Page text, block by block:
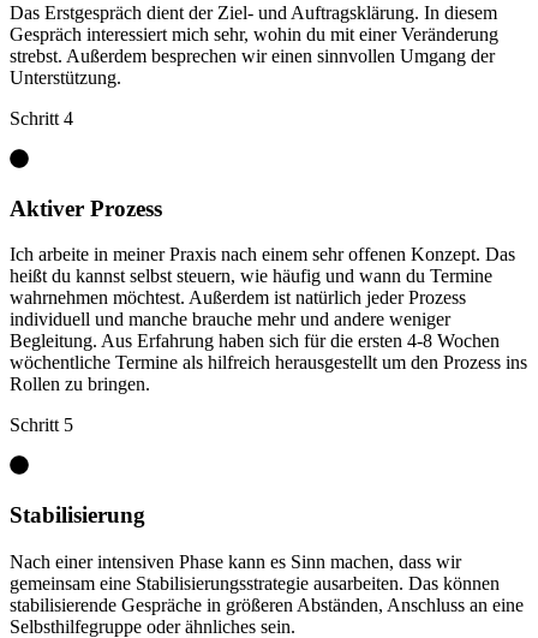
Das Erstgespräch dient der Ziel- und Auftragsklärung. In diesem
Gespräch interessiert mich sehr, wohin du mit einer Veränderung
strebst. Außerdem besprechen wir einen sinnvollen Umgang der
Unterstützung.
Schritt 4
Aktiver Prozess
Ich arbeite in meiner Praxis nach einem sehr offenen Konzept. Das
heißt du kannst selbst steuern, wie häufig und wann du Termine
wahrnehmen möchtest. Außerdem ist natürlich jeder Prozess
individuell und manche brauche mehr und andere weniger
Begleitung. Aus Erfahrung haben sich für die ersten 4-8 Wochen
wöchentliche Termine als hilfreich herausgestellt um den Prozess ins
Rollen zu bringen.
Schritt 5
Stabilisierung
Nach einer intensiven Phase kann es Sinn machen, dass wir
gemeinsam eine Stabilisierungsstrategie ausarbeiten. Das können
stabilisierende Gespräche in größeren Abständen, Anschluss an eine
Selbsthilfegruppe oder ähnliches sein.